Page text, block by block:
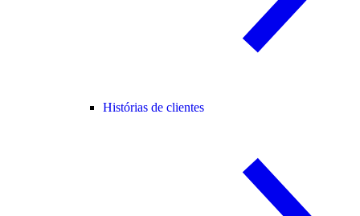
Histórias de clientes